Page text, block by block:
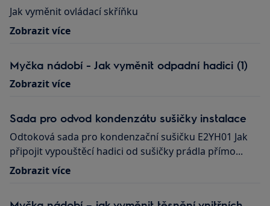
Jak vyměnit ovládací skříňku
Zobrazit více
Myčka nádobí - Jak vyměnit odpadní hadici (1)
Zobrazit více
Sada pro odvod kondenzátu sušičky instalace
Odtoková sada pro kondenzační sušičku E2YH01 Jak
připojit vypouštěcí hadici od sušičky prádla přímo...
Zobrazit více